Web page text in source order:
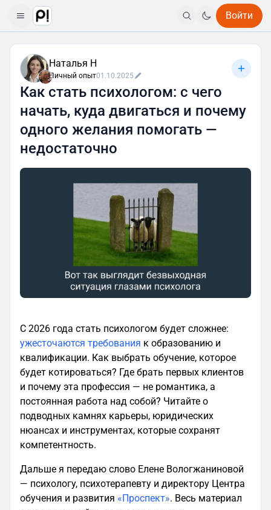
Войти
Наталья Н
Личный опыт01.10.2025
Как стать психологом: с чего
начать, куда двигаться и почему
одного желания помогать —
недостаточно
С 2026 года стать психологом будет сложнее:
ужесточаются требования к образованию и
квалификации. Как выбрать обучение, которое
будет котироваться? Где брать первых клиентов
и почему эта профессия — не романтика, а
постоянная работа над собой? Читайте о
подводных камнях карьеры, юридических
нюансах и инструментах, которые сохранят
компетентность.
Дальше я передаю слово Елене Вологжаниновой
— психологу, психотерапевту и директору Центра
обучения и развития «Проспект». Весь материал